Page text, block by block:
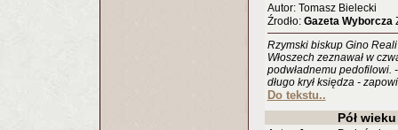
Autor: Tomasz Bielecki
Źrodło: Gazeta Wyborcza
Rzymski biskup Gino
Włoszech zeznawał w
podwładnemu pedofilowi.
długo krył księdza -
Do tekstu..
Pół